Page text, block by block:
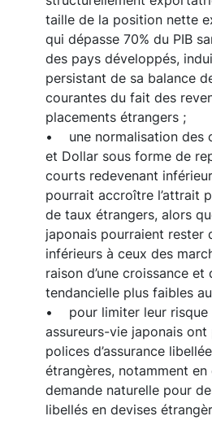
taille de la position nette
qui dépasse 70% du PIB
des pays développés,
persistant de sa balance
courantes du fait des
placements étrangers ;
• une normalisation des
et Dollar sous forme de
courts redevenant
pourrait accroître l’attrait
de taux étrangers, alors
japonais pourraient rester
inférieurs à ceux des
raison d’une croissance et
tendancielle plus faibles
• pour limiter leur risque
assureurs-vie japonais ont
polices d’assurance
étrangères, notamment
demande naturelle pour
libellés en devises